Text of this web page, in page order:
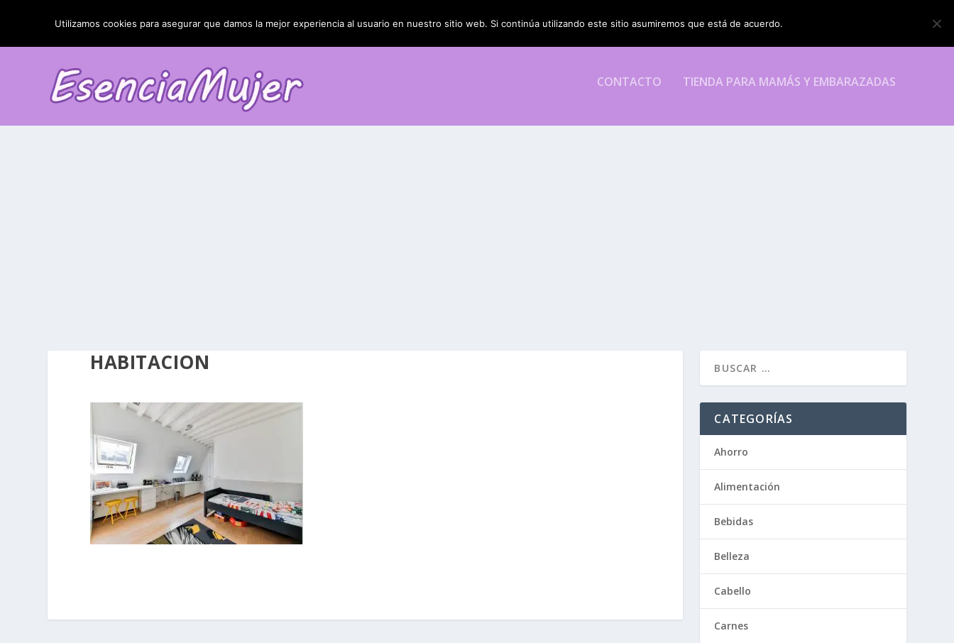
TENDENCIAS: La blefaroplastia y sus resultados
CONTACTO TIENDA PARA MAMÁS Y EMBARAZADAS
HABITACION
CATEGORÍAS
Ahorro
Alimentación
Bebidas
Belleza
Cabello
Carnes
Utilizamos cookies para asegurar que damos la mejor experiencia al usuario en nuestro sitio web. Si continúa utilizando este sitio asumiremos que está de acuerdo.